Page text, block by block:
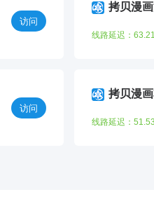
访问
拷贝漫
线路延迟：
访问
拷贝漫
线路延迟：